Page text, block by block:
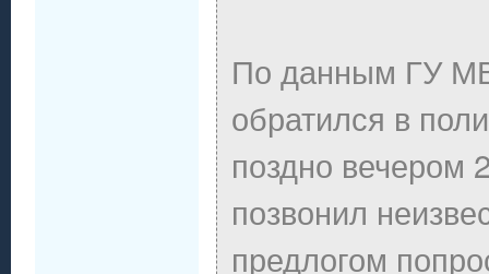
По данным ГУ
обратился в
поздно вечером
позвонил
предлогом